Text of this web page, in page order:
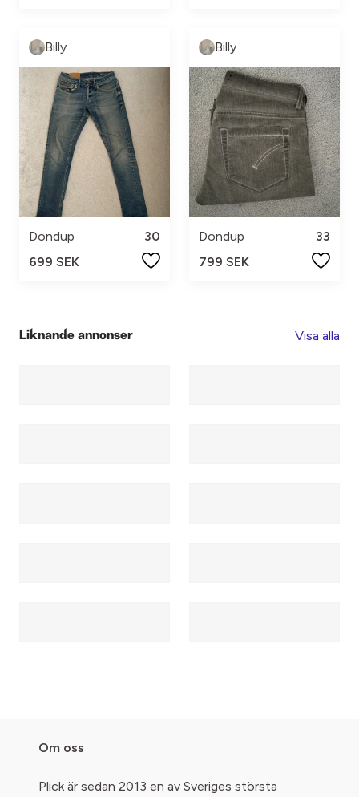
Billy
Dondup
30
699 SEK
Billy
Dondup
33
799 SEK
Liknande annonser Visa alla
Om oss
Plick är sedan 2013 en av Sveriges största